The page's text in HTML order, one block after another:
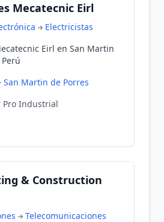
Mecatecnic Eirl
Electricistas
Eirl en San Martin
San Martin de Porres
Pro Industrial
& Construction
Telecomunicaciones